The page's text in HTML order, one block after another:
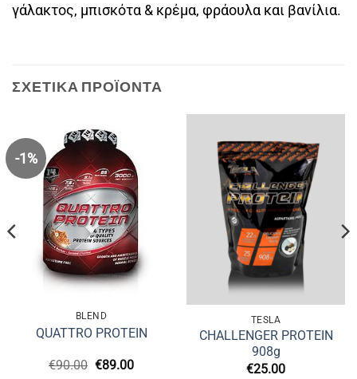
γάλακτος, μπισκότα & κρέμα, φράουλα και βανίλια.
ΣΧΕΤΙΚΆ ΠΡΟΪΌΝΤΑ
-1%
BLEND
QUATTRO PROTEIN
€90.00 Original
€89.00Η
TESLA
CHALLENGER PROTEIN
908g
€25.00